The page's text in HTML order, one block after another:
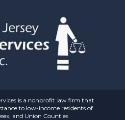
is a nonprofit law firm that
to low-income residents of
and Union Counties.